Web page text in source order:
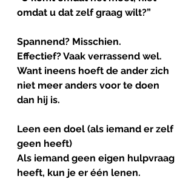
omdat u dat zelf graag wilt?”
Spannend? Misschien.
Effectief? Vaak verrassend wel.
Want ineens hoeft de ander zich
niet meer anders voor te doen
dan hij is.
Leen een doel (als iemand er zelf
geen heeft)
Als iemand geen eigen hulpvraag
heeft, kun je er één lenen.